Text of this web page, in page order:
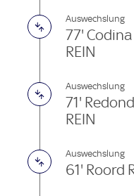
Auswechslung
77'
REIN
Auswechslung
71'
REIN
Auswechslung
61' Roord